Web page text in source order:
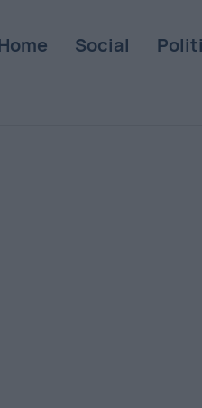
Social